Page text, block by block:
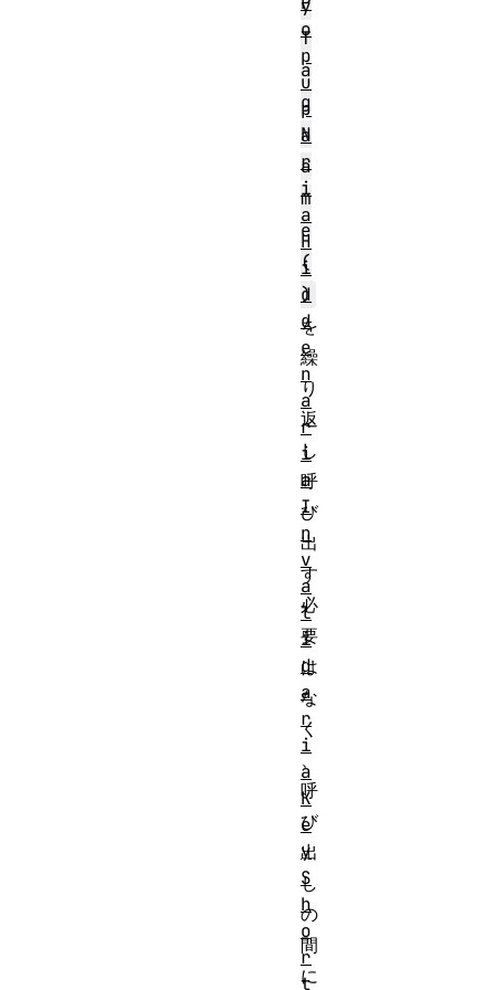
y
T
a
g
N
a
m
e
(
)
を
繰
り
返
し
呼
び
出
す
必
要
は
な
く
、
呼
び
出
し
の
間
に
o
p
u
p
a
r
i
a
H
i
d
d
e
n
a
r
i
a
I
n
v
a
l
i
d
a
r
i
a
K
e
y
S
h
o
r
t